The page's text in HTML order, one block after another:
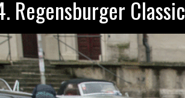
Regensburger